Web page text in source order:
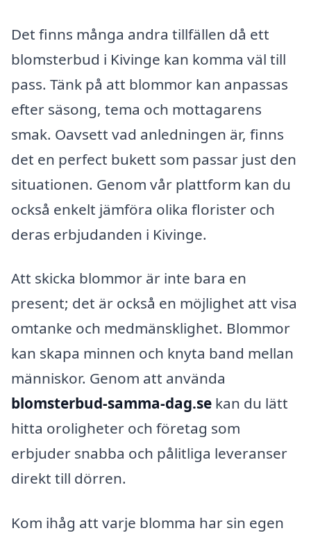
Det finns många andra tillfällen då ett
blomsterbud i Kivinge kan komma väl till
pass. Tänk på att blommor kan anpassas
efter säsong, tema och mottagarens
smak. Oavsett vad anledningen är, finns
det en perfect bukett som passar just den
situationen. Genom vår plattform kan du
också enkelt jämföra olika florister och
deras erbjudanden i Kivinge.
Att skicka blommor är inte bara en
present; det är också en möjlighet att visa
omtanke och medmänsklighet. Blommor
kan skapa minnen och knyta band mellan
människor. Genom att använda
blomsterbud-samma-dag.se kan du lätt
hitta oroligheter och företag som
erbjuder snabba och pålitliga leveranser
direkt till dörren.
Kom ihåg att varje blomma har sin egen